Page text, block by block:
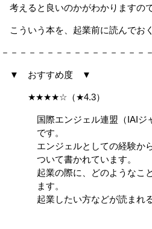
考えると良いのかがわかりますの
こういう本を、起業前に読んでお
－－－－－－－－－－－－－－－－
▼ おすすめ度 ▼
★★★★☆（★4.3）
国際エンジェル連盟（IAIジャ
です。
エンジェルとしての経験から、
ついて書かれています。
起業の際に、どのようなことを
ます。
起業したい方などが読まれる